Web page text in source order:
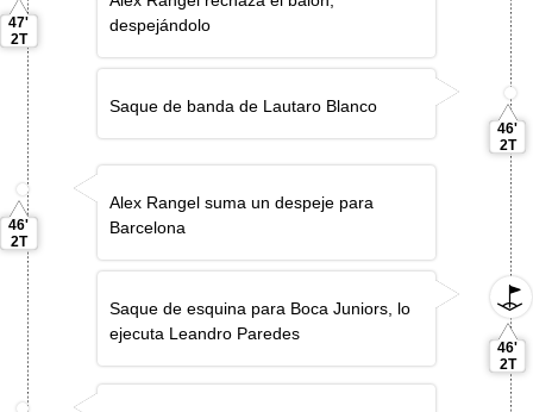
47'
2T
despejándolo
Saque de banda de Lautaro Blanco
46'
2T
46'
2T
Alex Rangel suma un despeje para
Barcelona
Saque de esquina para Boca Juniors, lo
ejecuta Leandro Paredes
46'
2T